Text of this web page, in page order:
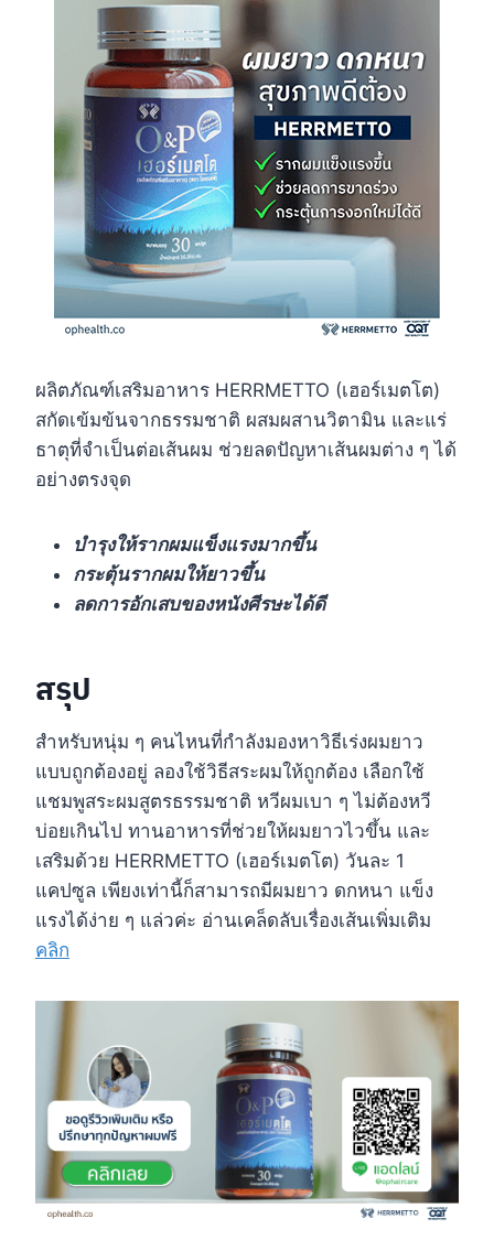
ผลิตภัณฑ์เสริมอาหาร HERRMETTO (เฮอร์เมตโต)
สกัดเข้มข้นจากธรรมชาติ ผสมผสานวิตามิน และแร่
ธาตุที่จำเป็นต่อเส้นผม ช่วยลดปัญหาเส้นผมต่าง ๆ ได้
อย่างตรงจุด
บำรุงให้รากผมแข็งแรงมากขึ้น
กระตุ้นรากผมให้ยาวขึ้น
ลดการอักเสบของหนังศีรษะได้ดี
สรุป
สำหรับหนุ่ม ๆ คนไหนที่กำลังมองหาวิธีเร่งผมยาว
แบบถูกต้องอยู่ ลองใช้วิธีสระผมให้ถูกต้อง เลือกใช้
แชมพูสระผมสูตรธรรมชาติ หวีผมเบา ๆ ไม่ต้องหวี
บ่อยเกินไป ทานอาหารที่ช่วยให้ผมยาวไวขึ้น และ
เสริมด้วย HERRMETTO (เฮอร์เมตโต) วันละ 1
แคปซูล เพียงเท่านี้ก็สามารถมีผมยาว ดกหนา แข็ง
แรงได้ง่าย ๆ แล่วค่ะ อ่านเคล็ดลับเรื่องเส้นเพิ่มเติม
คลิก